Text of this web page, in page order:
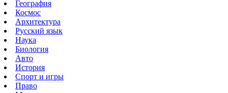
География
Космос
Архитектура
Русский язык
Наука
Биология
Авто
История
Спорт и игры
Право